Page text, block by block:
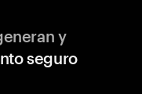
y
seguro